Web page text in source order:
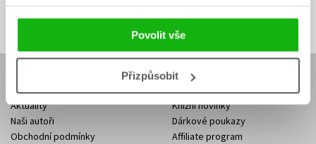
Povolit vše
Přizpůsobit
mailová
adresa
mailová
adresa
Vaše e-mailová adresa Přihlásit se
Aktuality
Naši autoři
Obchodní podmínky
Knižní novinky
Dárkové poukazy
Affiliate program